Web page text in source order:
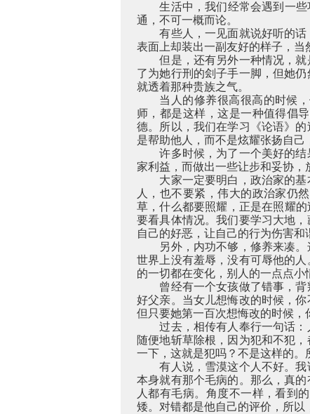
生活中，我们经常会遇到一
通，不可一概而论。
有些人，一见面就说好听的
表面上却装出一副友好的样子，当
但是，还有另外一种情况，
了为她行刑的刽子手一脚，但她
就透着那种贵族之气。
当人的修养很高很高的时候
师，都是这样，这是一种值得倡
德。所以，我们在学习《论语》
是帮助他人，而不是炫耀张扬自己
许多时候，为了一个美好的
家利益，而做出一些让步和妥协，
大家一定要明白，政治家的
人，也不要紧，伟大的政治家仍
草，什么都要照耀，正是在照耀
要看具体情况。我们要学习大地
自己的好恶，让自己的行为伤害和
另外，内功不够，修养来凑
世界上没有羞辱，没有可辱他的
的一切都在变化，别人的一点点小
曾经有一个女孩做了错事，
好父亲。当女儿想悔改的时候，
但只要她第一百次想悔改的时候，
过去，相传有人奉行一句话
随便地斩草除根，因为犯和不犯
一下，这就是犯吗？不是这样的。
有人说，雪漠这个人不好。
本身就有那个毛病的。那么，真
人都有毛病。角度不一样，看到
矮。对错都是他自己的评价，所以